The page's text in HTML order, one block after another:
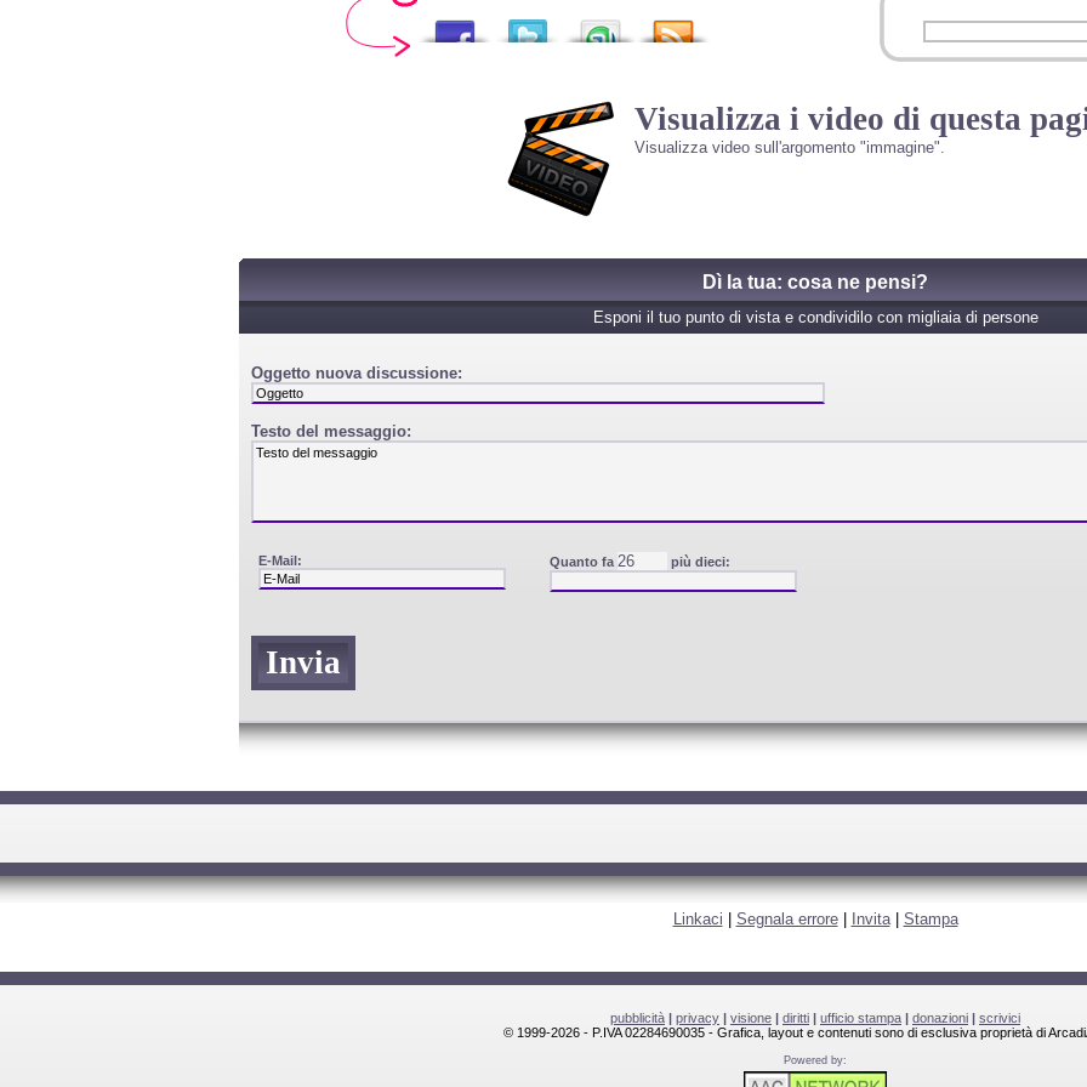
Visualizza i video di questa
Visualizza video sull'argomento "immagine".
Dì la tua: cosa ne pensi?
Esponi il tuo punto di vista e condividilo con migliaia di persone
Oggetto nuova discussione:
Testo del messaggio:
E-Mail: Quanto fa più dieci:
Linkaci Segnala errore| Invita| Stampa
pubblicità | privacy | visione | diritti | ufficio stampa | donazioni | scrivici
© 1999-2026 - P.IVA 02284690035 - Grafica, layout e contenuti sono di esclusiva proprietà di
Powered by: